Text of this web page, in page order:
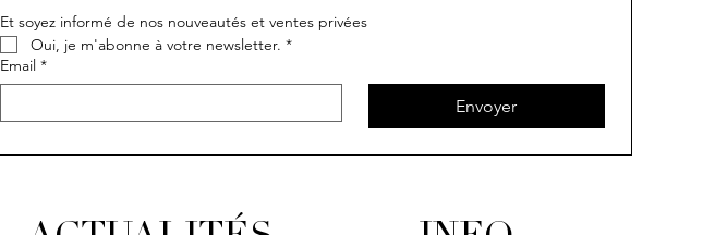
Et soyez informé de nos nouveautés et ventes privées
Oui, je m'abonne à votre newsletter. *
Email *
Envoyer